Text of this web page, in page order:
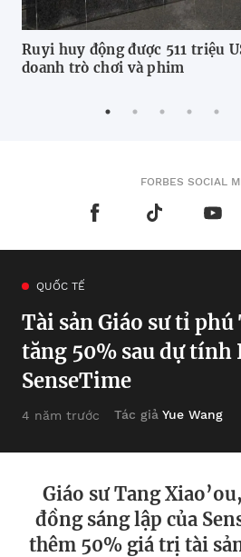
Ruyi huy động được 511 triệu
doanh trò chơi và phim
FORBES SOCIAL
QUỐC TẾ
Tài sản Giáo sư tỉ
tăng 50% sau dự tính
SenseTime
4 năm trước Tác giả Yue Wang
Giáo sư Tang
đồng sáng lập của
thêm 50% giá trị tài